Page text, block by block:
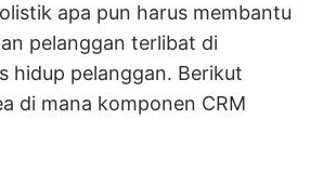
apa pun harus membantu
pelanggan terlibat di
hidup pelanggan. Berikut
di mana komponen CRM